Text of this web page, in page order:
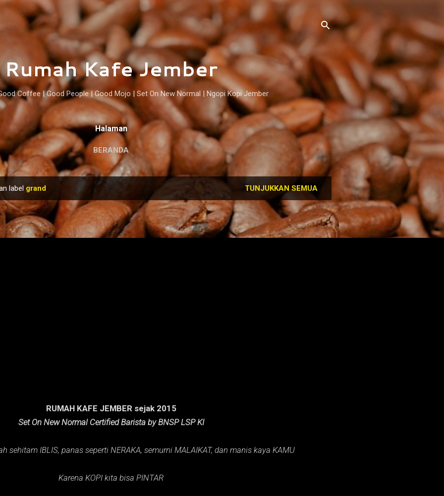
Langsung ke konten utama
Rumah Kafe Jember
Coffee | Good People | Good Mojo | Set On New Normal | Ngopi Kopi Jember
Halaman
BERANDA
label grand TUNJUKKAN SEMUA
RUMAH KAFE JEMBER sejak 2015
Set On New Normal Certified Barista by BNSP LSP KI
sehitam IBLIS, panas seperti NERAKA, semurni MALAIKAT, dan manis kaya KAMU
Karena KOPI kita bisa PINTAR